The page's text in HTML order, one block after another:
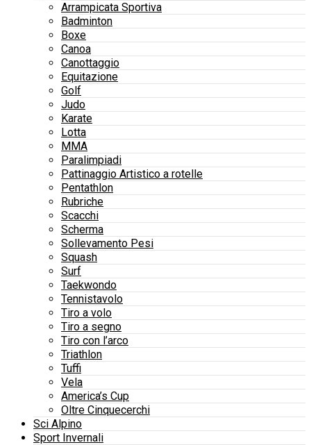
Arrampicata Sportiva
Badminton
Boxe
Canoa
Canottaggio
Equitazione
Golf
Judo
Karate
Lotta
MMA
Paralimpiadi
Pattinaggio Artistico a rotelle
Pentathlon
Rubriche
Scacchi
Scherma
Sollevamento Pesi
Squash
Surf
Taekwondo
Tennistavolo
Tiro a volo
Tiro a segno
Tiro con l’arco
Triathlon
Tuffi
Vela
America’s Cup
Oltre Cinquecerchi
Sci Alpino
Sport Invernali